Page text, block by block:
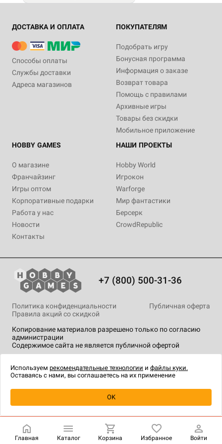
Уведомить о наличии
ДОСТАВКА И ОПЛАТА
Способы оплаты
Службы доставки
Адреса магазинов
ПОКУПАТЕЛЯМ
Подобрать игру
Бонусная программа
Информация о заказе
Возврат товара
Помощь с правилами
Архивные игры
Товары без скидки
Мобильное приложение
HOBBY GAMES
О магазине
Франчайзинг
Игры оптом
Корпоративные подарки
Работа у нас
Новости
Контакты
НАШИ ПРОЕКТЫ
Hobby World
Игрокон
Warforge
Мир фантастики
Берсерк
CrowdRepublic
+7 (800) 500-31-36
Копирование материалов разрешено только по согласию
администрации
Содержимое сайта не является публичной офертой
Политика конфиденциальности
Публичная оферта
Правила акций со скидкой
технологии.
Главная Каталог Корзина Избранное Войти
Используем рекомендательные технологии и файлы куки.
Оставаясь с нами, вы соглашаетесь на их применение
OK